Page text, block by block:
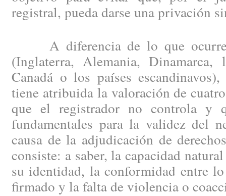
registral, pueda darse una privación
A diferencia de lo que ocurre
(Inglaterra, Alemania,
Canadá o los países
tiene atribuida la valoración de
que el registrador no controla y
fundamentales para la validez del
causa de la adjudicación de
consiste: a saber, la capacidad
su identidad, la conformidad entre
firmado y la falta de violencia o